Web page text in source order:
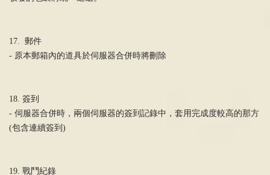
17. 郵件
- 原本郵箱內的道具於伺服器合併時將刪除
18. 簽到
- 伺服器合併時，兩個伺服器的簽到記錄中，套用完成度較高的那方
(包含連續簽到)
19. 戰鬥紀錄